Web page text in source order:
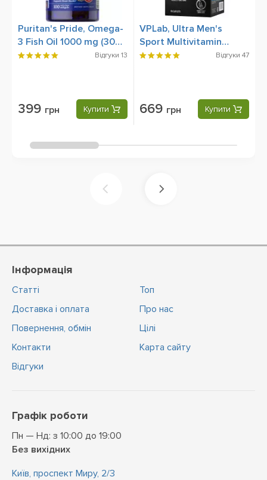
Puritan's Pride, Omega-
3 Fish Oil 1000 mg (300
mg Active Omega-3),
Відгуки 13
399 грн Купити
VPLab, Ultra Men's
Sport Multivitamin
Formula, 90 CapletsВідгуки 47
669 грн Купити
Інформація
Статті
Доставка і оплата
Повернення, обмін
Контакти
Відгуки
Топ
Про нас
Цiлi
Карта сайту
Графік роботи
Пн — Нд: з 10:00 до 19:00
Без вихідних
Київ, проспект Миру, 2/3